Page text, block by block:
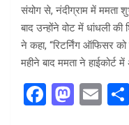
संयोग से, नंदीग्राम में ममता
बाद उन्होंने वोट में धांधली
ने कहा, “रिटर्निंग ऑफिसर
महीने बाद ममता ने हाईकोर्ट
F
M E